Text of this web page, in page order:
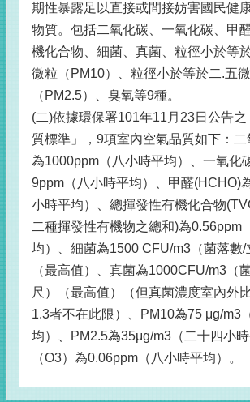
期性暴露足以直接或間接妨害國民健
物質。包括二氧化碳、一氧化碳、甲
機化合物、細菌、真菌、粒徑小於等
微粒（PM10）、粒徑小於等於二.五
（PM2.5）、臭氧等9種。
(二)依據環保署101年11月23日公告
質標準」，9項室內空氣品質如下：
為1000ppm（八小時平均）、一氧化
9ppm（八小時平均）、甲醛(HCHO)
小時平均）、總揮發性有機化合物
二種揮發性有機物之總和)為0.56ppm
均）、細菌為1500 CFU/m3（菌落數/
（最高值）、真菌為1000CFU/m3（
尺）（最高值）（但真菌濃度室內外
1.3者不在此限）、PM10為75 μg/m3
均）、PM2.5為35μg/m3（二十四小
（O3）為0.06ppm（八小時平均）。